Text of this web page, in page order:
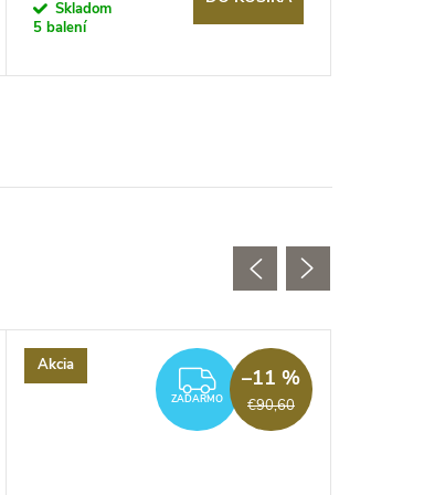
cena:Skladom
5 balení
Akcia
ZADARMO
ZADARMO €90,60
–11 %